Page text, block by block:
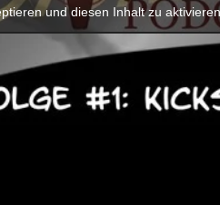
und diesen Inhalt zu aktivieren